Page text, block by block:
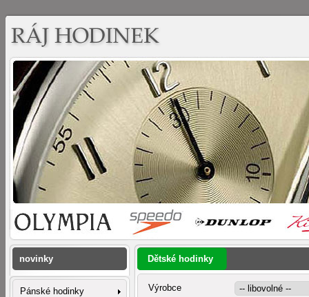
Dětské hodinky
Výrobce
novinky
Pánské hodinky